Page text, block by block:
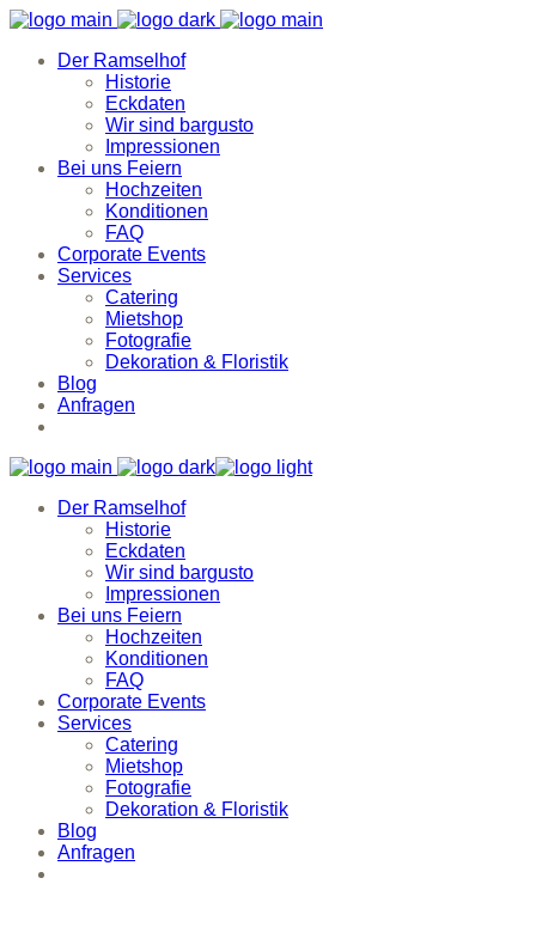
Der Ramselhof
Historie
Eckdaten
Wir sind bargusto
Impressionen
Bei uns Feiern
Hochzeiten
Konditionen
FAQ
Corporate Events
Services
Catering
Mietshop
Fotografie
Dekoration & Floristik
Blog
Anfragen
Der Ramselhof
Historie
Eckdaten
Wir sind bargusto
Impressionen
Bei uns Feiern
Hochzeiten
Konditionen
FAQ
Corporate Events
Services
Catering
Mietshop
Fotografie
Dekoration & Floristik
Blog
Anfragen